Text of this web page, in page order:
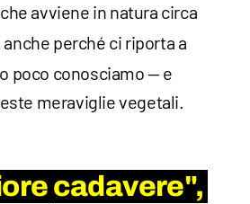
avviene in natura circa
anche perché ci riporta a
poco conosciamo — e
meraviglie vegetali.
cadavere",